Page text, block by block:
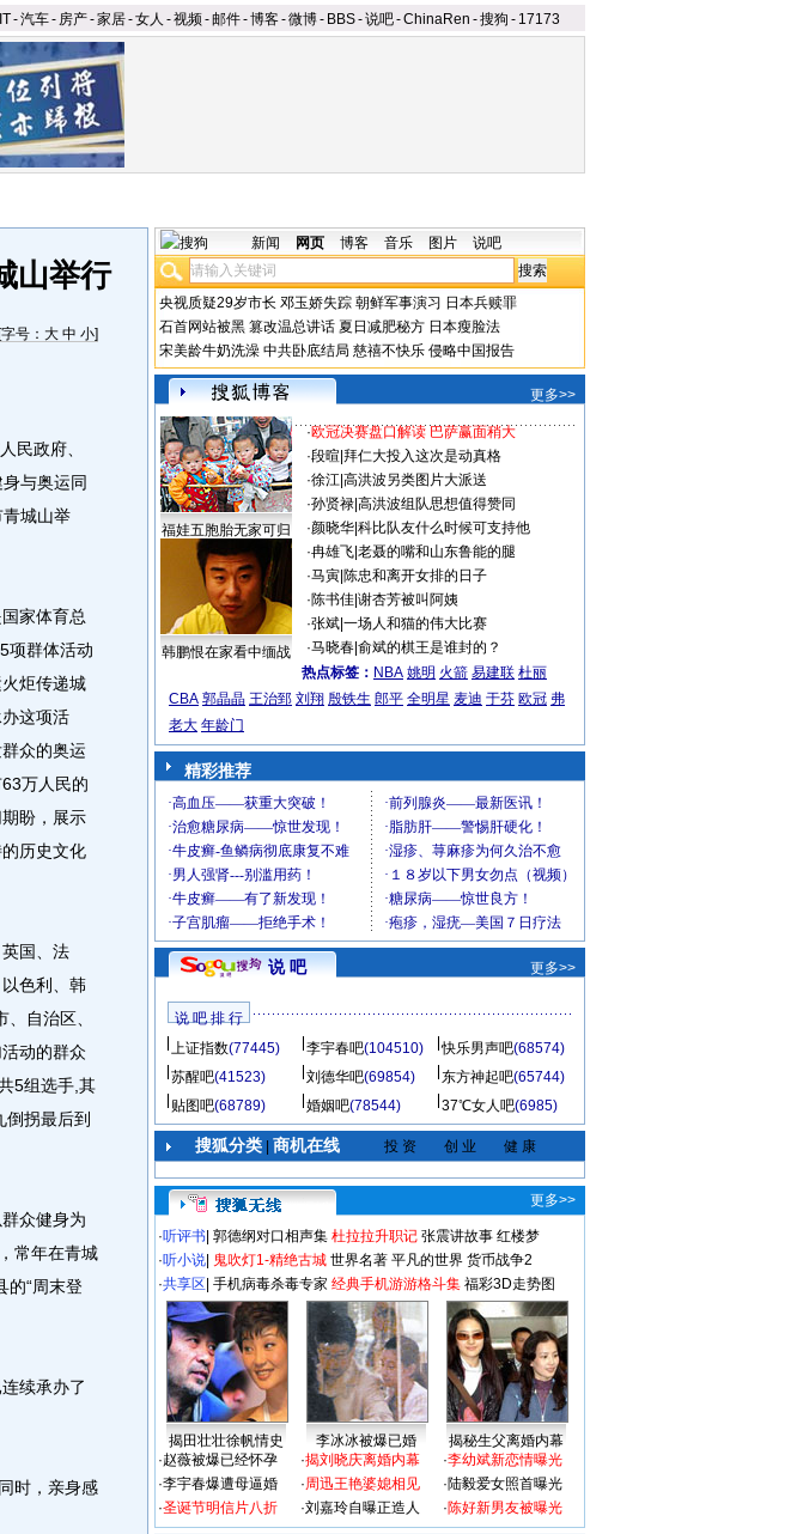
IT-汽车- 房产-家居-女人 -视频-邮件-博客-微博- BBS-说吧-ChinaRen -搜狗 - 17173
山举行
号： 大 中 小]
民政府、
与奥运同
青城山举
家体育总
项群体活动
炬传递城
这项活
众的奥运
万人民的
盼，展示
历史文化
国、法
色利、韩
自治区、
动的群众
5组选手,其
拐最后到
众健身为
常年在青城
的“周末登
续承办了
时，亲身感
新闻 网页 博客 音乐 图片 说吧
央视质疑29岁市长 邓玉娇失踪 朝鲜军事演习 日本兵赎罪
石首网站被黑 篡改温总讲话 夏日减肥秘方 日本瘦脸法
宋美龄牛奶洗澡 中共卧底结局 慈禧不快乐 侵略中国报告
更多>>
福娃五胞胎无家可归
韩鹏恨在家看中缅战
·欧冠决赛盘口解读 巴萨赢面稍大
·段暄 拜仁大投入这次是动真格
·徐江| 高洪波另类图片大派送
·孙贤禄| 高洪波组队思想值得赞同
·颜晓华| 科比队友什么时候可支持他
·冉雄飞| 老聂的嘴和山东鲁能的腿
·马寅| 陈忠和离开女排的日子
·陈书佳| 谢杏芳被叫阿姨
·张斌| 一场人和猫的伟大比赛
·马晓春| 俞斌的棋王是谁封的？
热点标签： NBA 姚明 火箭 易建联 杜丽
CBA 郭晶晶 王治郅 刘翔 殷铁生 郎平 全明星 麦迪 于芬 欧冠 弗
老大 年龄门
精彩推荐
说 吧 更多>>
说 吧 排 行
上证指数(77445) 李宇春吧(104510) 快乐男声吧(68574)
苏醒吧(41523) 刘德华吧(69854) 东方神起吧(65744)
贴图吧(68789) 婚姻吧(78544) 37℃女人吧(6985)
搜狐分类| 商机在线 投 资 创 业 健 康
更多>>
·听评书 郭德纲对口相声集 杜拉拉升职记 张震讲故事 红楼梦
·听小说 鬼吹灯1-精绝古城 世界名著 平凡的世界 货币战争2
·共享区 手机病毒杀毒专家 经典手机游游格斗集 福彩3D走势图
揭田壮壮徐帆情史 李冰冰被爆已婚
揭秘生父离婚内幕
·赵薇被爆已经怀孕
·李宇春爆遭母逼婚
·圣诞节明信片八折
·揭刘晓庆离婚内幕
·周迅王艳婆媳相见
·刘嘉玲自曝正造人
·李幼斌新恋情曝光
·陆毅爱女照首曝光
·陈好新男友被曝光